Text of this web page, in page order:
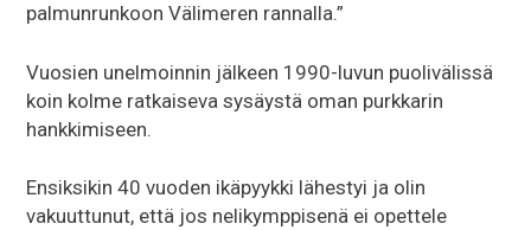
palmunrunkoon Välimeren rannalla.”
Vuosien unelmoinnin jälkeen 1990-luvun puolivälissä
koin kolme ratkaiseva sysäystä oman purkkarin
hankkimiseen.
Ensiksikin 40 vuoden ikäpyykki lähestyi ja olin
vakuuttunut, että jos nelikymppisenä ei opettele